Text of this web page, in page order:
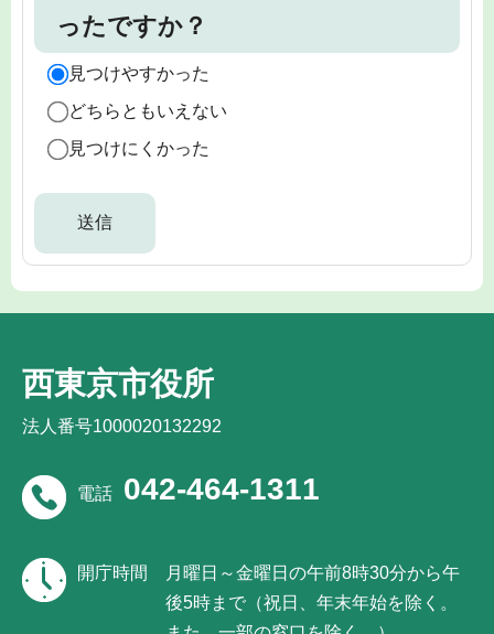
ったですか？
見つけやすかった
どちらともいえない
見つけにくかった
西東京市役所
法人番号1000020132292
電話 042-464-1311
開庁時間
月曜日～金曜日の午前8時30分から午
後5時まで（祝日、年末年始を除く。